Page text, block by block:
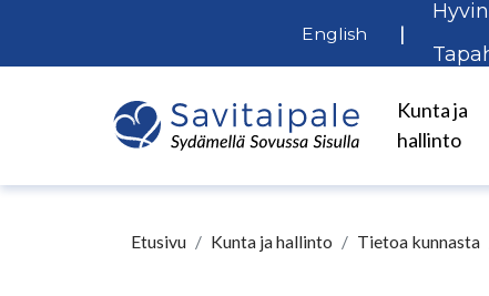
English |
Kunta ja
hallinto
Etusivu Kunta ja hallinto Tietoa kunnasta